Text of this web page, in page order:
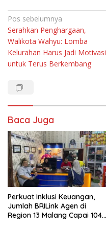
Navigasi
pos
Pos sebelumnya
Serahkan Penghargaan,
Walikota Wahyu: Lomba
Kelurahan Harus Jadi Motivasi
untuk Terus Berkembang
Baca Juga
Perkuat Inklusi Keuangan,
Jumlah BRILink Agen di
Region 13 Malang Capai 104